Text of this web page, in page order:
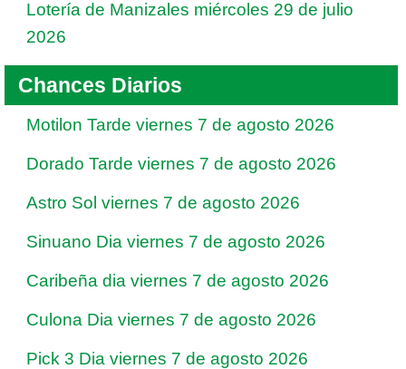
Lotería de Manizales miércoles 29 de julio
2026
Chances Diarios
Motilon Tarde viernes 7 de agosto 2026
Dorado Tarde viernes 7 de agosto 2026
Astro Sol viernes 7 de agosto 2026
Sinuano Dia viernes 7 de agosto 2026
Caribeña dia viernes 7 de agosto 2026
Culona Dia viernes 7 de agosto 2026
Pick 3 Dia viernes 7 de agosto 2026